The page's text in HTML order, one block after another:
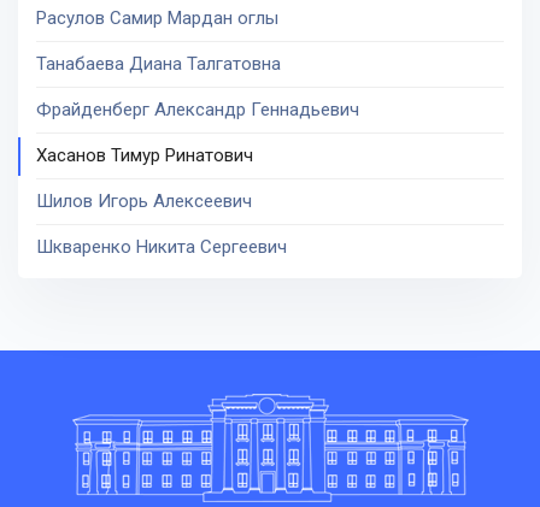
Расулов Самир Мардан оглы
Танабаева Диана Талгатовна
Фрайденберг Александр Геннадьевич
Хасанов Тимур Ринатович
Шилов Игорь Алексеевич
Шкваренко Никита Сергеевич